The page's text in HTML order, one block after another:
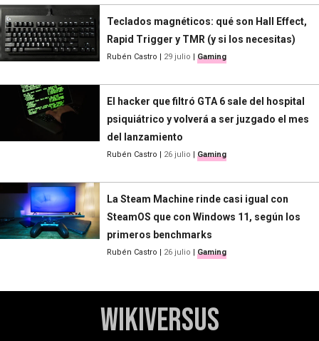
Teclados magnéticos: qué son Hall Effect,
Rapid Trigger y TMR (y si los necesitas)
Rubén Castro | 29 julio | Gaming
El hacker que filtró GTA 6 sale del hospital
psiquiátrico y volverá a ser juzgado el mes
del lanzamiento
Rubén Castro | 26 julio | Gaming
La Steam Machine rinde casi igual con
SteamOS que con Windows 11, según los
primeros benchmarks
Rubén Castro | 26 julio | Gaming
WikiVersus